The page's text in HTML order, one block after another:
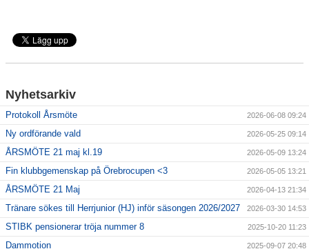
Nyhetsarkiv
Protokoll Årsmöte 2026-06-08 09:24
Ny ordförande vald 2026-05-25 09:14
ÅRSMÖTE 21 maj kl.19 2026-05-09 13:24
Fin klubbgemenskap på Örebrocupen <3 2026-05-05 13:21
ÅRSMÖTE 21 Maj 2026-04-13 21:34
Tränare sökes till Herrjunior (HJ) inför säsongen 2026/2027 2026-03-30 14:53
STIBK pensionerar tröja nummer 8 2025-10-20 11:23
Dammotion 2025-09-07 20:48